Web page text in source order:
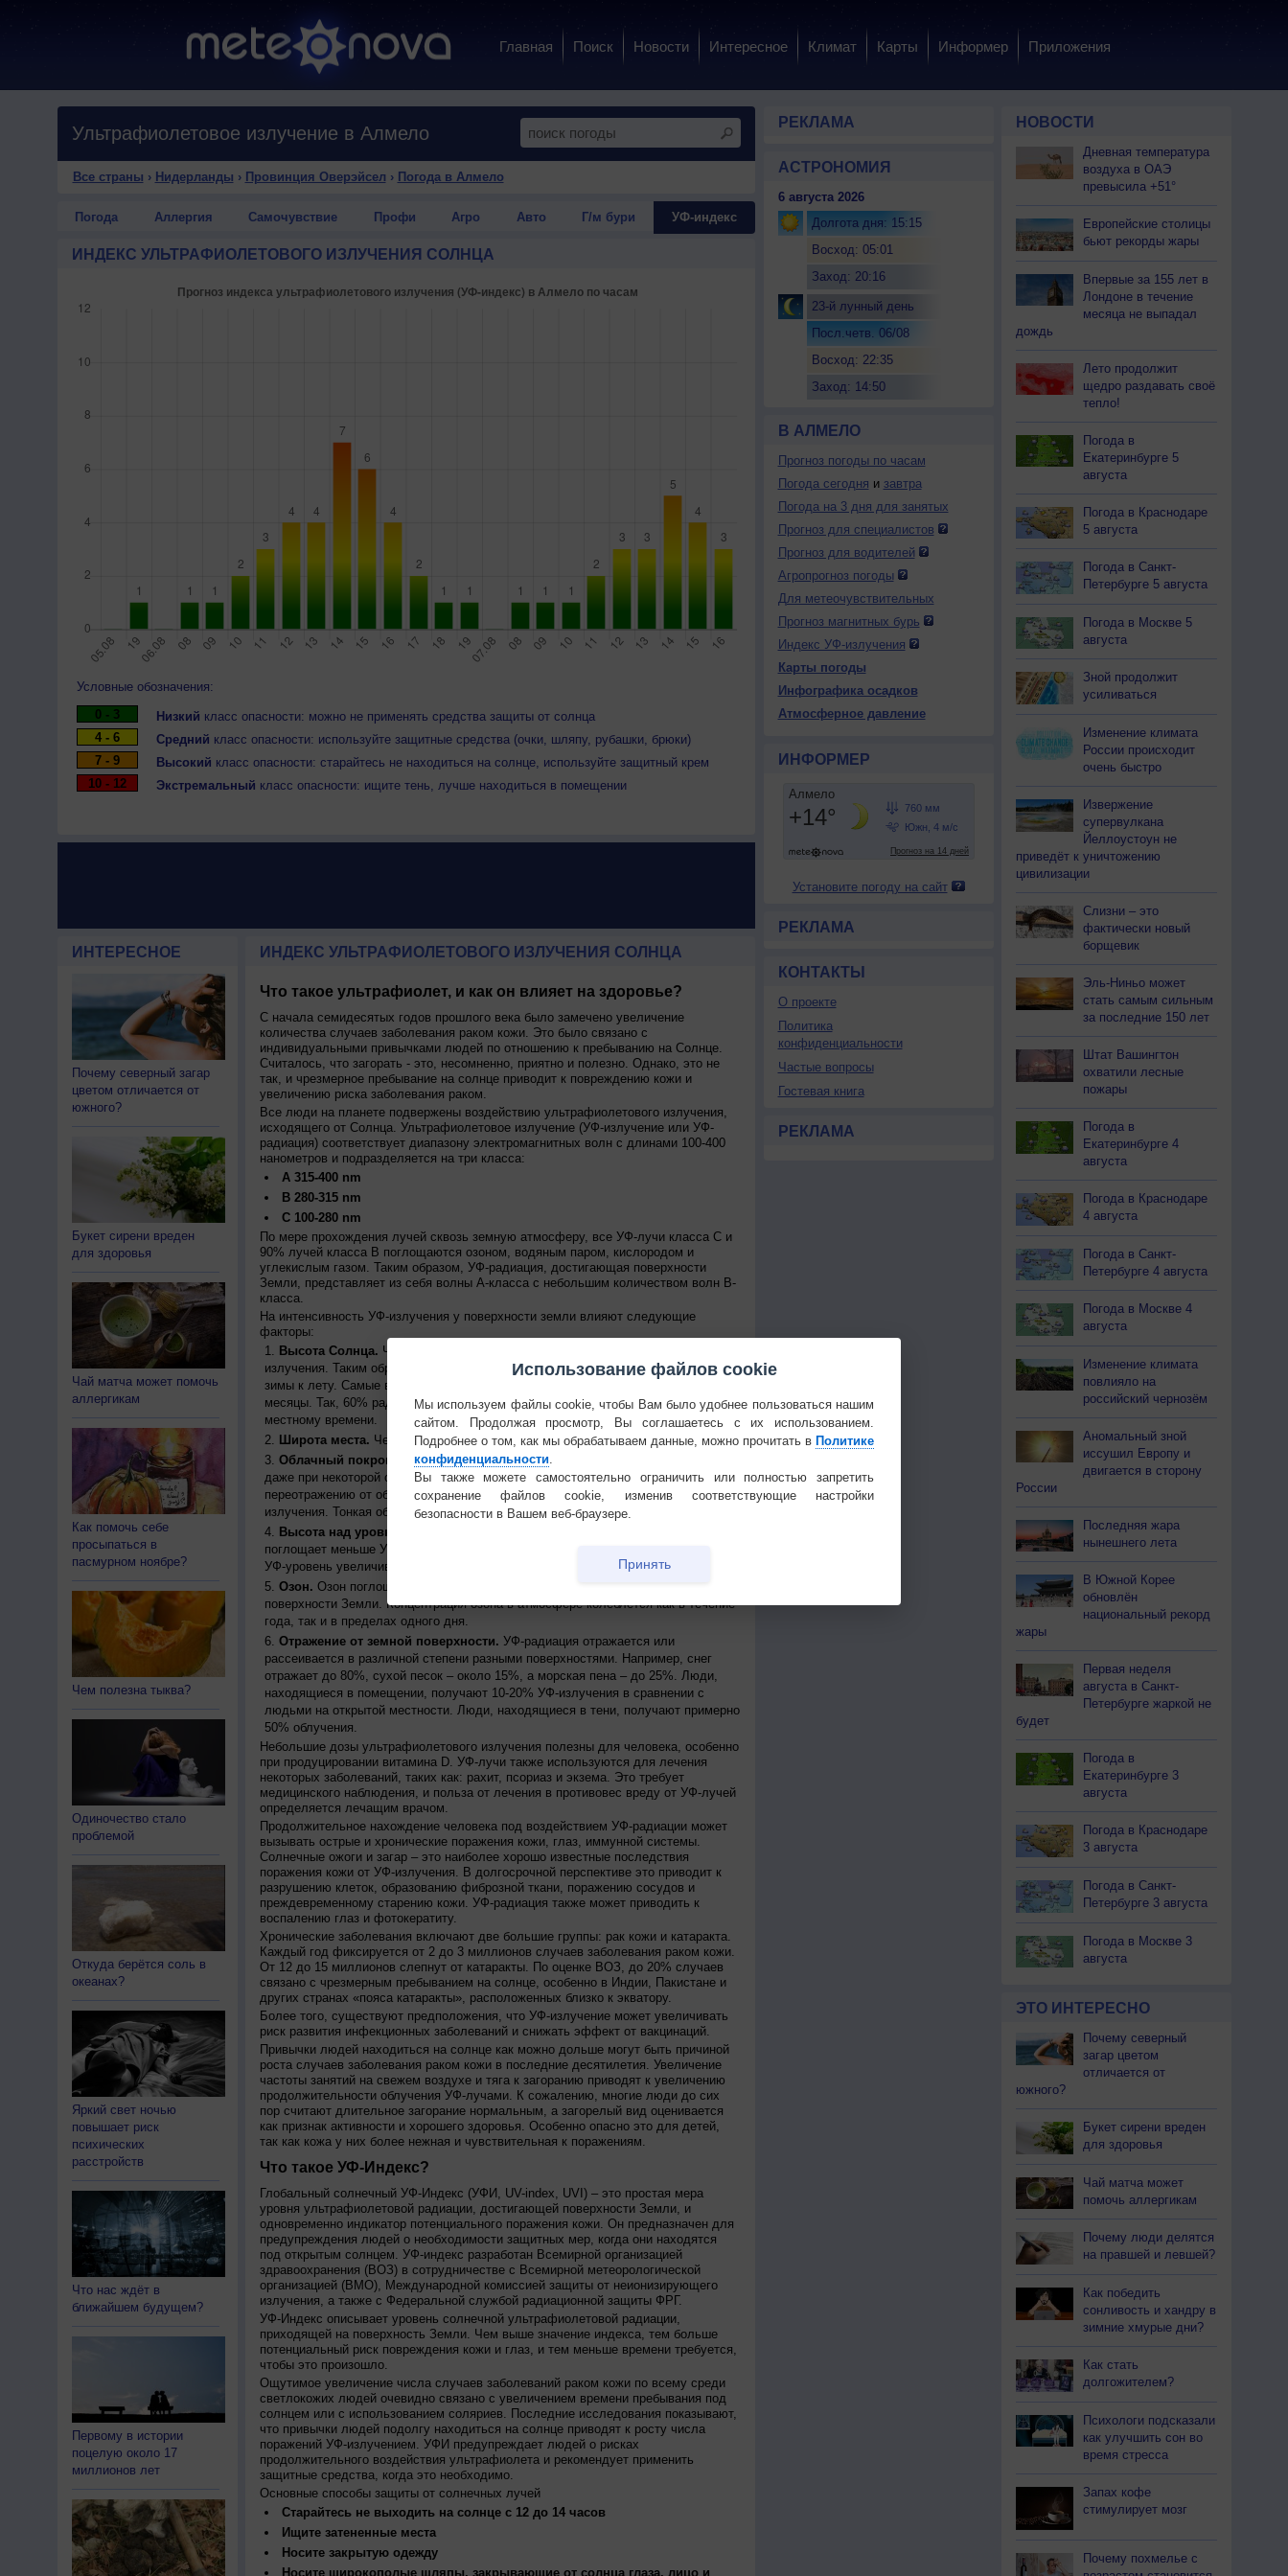
Главная Поиск Новости Интересное Климат Карты Информер Приложения
Ультрафиолетовое излучение в Алмело
Все страны › Нидерланды › Провинция Оверэйсел › Погода в Алмело
Погода Аллергия Самочувствие Профи Агро Авто Г/м бури УФ-индекс
ИНДЕКС УЛЬТРАФИОЛЕТОВОГО ИЗЛУЧЕНИЯ СОЛНЦА
Условные обозначения:
0 - 3
Низкий класс опасности: можно не применять средства защиты от солнца
4 - 6
Средний класс опасности: используйте защитные средства (очки, шляпу, рубашки, брюки)
7 - 9
Высокий класс опасности: старайтесь не находиться на солнце, используйте защитный крем
10 - 12
Экстремальный класс опасности: ищите тень, лучше находиться в помещении
ИНТЕРЕСНОЕ
Почему северный загар
цветом отличается от
южного?
Букет сирени вреден
для здоровья
Чай матча может помочь
аллергикам
Как помочь себе
просыпаться в
пасмурном ноябре?
Чем полезна тыква?
Одиночество стало
проблемой
Откуда берётся соль в
океанах?
Яркий свет ночью
повышает риск
психических
расстройств
Что нас ждёт в
ближайшем будущем?
Первому в истории
поцелую около 17
миллионов лет
ИНДЕКС УЛЬТРАФИОЛЕТОВОГО ИЗЛУЧЕНИЯ СОЛНЦА
Что такое ультрафиолет, и как он влияет на здоровье?
С начала семидесятых годов прошлого века было замечено увеличение
количества случаев заболевания раком кожи. Это было связано с
индивидуальными привычками людей по отношению к пребыванию на Солнце.
Считалось, что загорать - это, несомненно, приятно и полезно. Однако, это не
так, и чрезмерное пребывание на солнце приводит к повреждению кожи и
увеличению риска заболевания раком.
Все люди на планете подвержены воздействию ультрафиолетового излучения,
исходящего от Солнца. Ультрафиолетовое излучение (УФ-излучение или УФ-
радиация) соответствует диапазону электромагнитных волн с длинами 100-400
нанометров и подразделяется на три класса:
A 315-400 nm
B 280-315 nm
C 100-280 nm
По мере прохождения лучей сквозь земную атмосферу, все УФ-лучи класса C и
90% лучей класса B поглощаются озоном, водяным паром, кислородом и
углекислым газом. Таким образом, УФ-радиация, достигающая поверхности
Земли, представляет из себя волны А-класса с небольшим количеством волн В-
класса.
На интенсивность УФ-излучения у поверхности земли влияют следующие
факторы:
Высота Солнца. Чем выше Солнце над горизонтом, тем сильнее уровень УФ-
излучения. Таким образом, уровень излучения колеблется от дня к ночи и от
зимы к лету. Самые высокие уровни достигаются около полудня в летние
месяцы. Так, 60% радиации приходит примерно между 11 и 15 часами дня по
местному времени.
Широта места. Чем ближе к экватору, тем выше уровень УФ-радиации
Облачный покров.
Уровень УФ-радиации выше при безоблачном небе, но
даже при некоторой облачности, излучение может быть сильным, благодаря
переотражению от облаков, создавая, таким образом, рассеянные источники
излучения. Тонкая облачность может пропускать до 90% УФ-лучей.
Высота над уровнем моря.
поглощает меньше УФ-радиации, поступающей от Солнца. Каждые 1000 метров
УФ-уровень увеличивается примерно на 10%.
Озон. Озон поглощает часть УФ-радиации, которая иначе могла бы достичь
поверхности Земли. Концентрация озона в атмосфере колеблется как в течение
года, так и в пределах одного дня.
Отражение от земной поверхности. УФ-радиация отражается или
рассеивается в различной степени разными поверхностями. Например, снег
отражает до 80%, сухой песок – около 15%, а морская пена – до 25%. Люди,
находящиеся в помещении, получают 10-20% УФ-излучения в сравнении с
людьми на открытой местности. Люди, находящиеся в тени, получают примерно
50% облучения.
Небольшие дозы ультрафиолетового излучения полезны для человека, особенно
при продуцировании витамина D. УФ-лучи также используются для лечения
некоторых заболеваний, таких как: рахит, псориаз и экзема. Это требует
медицинского наблюдения, и польза от лечения в противовес вреду от УФ-лучей
определяется лечащим врачом.
Продолжительное нахождение человека под воздействием УФ-радиации может
вызывать острые и хронические поражения кожи, глаз, иммунной системы.
Солнечные ожоги и загар – это наиболее хорошо известные последствия
поражения кожи от УФ-излучения. В долгосрочной перспективе это приводит к
разрушению клеток, образованию фиброзной ткани, поражению сосудов и
преждевременному старению кожи. УФ-радиация также может приводить к
воспалению глаз и фотокератиту.
Хронические заболевания включают две большие группы: рак кожи и катаракта.
Каждый год фиксируется от 2 до 3 миллионов случаев заболевания раком кожи.
От 12 до 15 миллионов слепнут от катаракты. По оценке ВОЗ, до 20% случаев
связано с чрезмерным пребыванием на солнце, особенно в Индии, Пакистане и
других странах «пояса катаракты», расположенных близко к экватору.
Более того, существуют предположения, что УФ-излучение может увеличивать
риск развития инфекционных заболеваний и снижать эффект от вакцинаций.
Привычки людей находиться на солнце как можно дольше могут быть причиной
роста случаев заболевания раком кожи в последние десятилетия. Увеличение
частоты занятий на свежем воздухе и тяга к загоранию приводят к увеличению
продолжительности облучения УФ-лучами. К сожалению, многие люди до сих
пор считают длительное загорание нормальным, а загорелый вид оценивается
как признак активности и хорошего здоровья. Особенно опасно это для детей,
так как кожа у них более нежная и чувствительная к поражениям.
Что такое УФ-Индекс?
Глобальный солнечный УФ-Индекс (УФИ, UV-index, UVI) – это простая мера
уровня ультрафиолетовой радиации, достигающей поверхности Земли, и
одновременно индикатор потенциального поражения кожи. Он предназначен для
предупреждения людей о необходимости защитных мер, когда они находятся
под открытым солнцем. УФ-индекс разработан Всемирной организацией
здравоохранения (ВОЗ) в сотрудничестве с Всемирной метеорологической
организацией (ВМО), Международной комиссией защиты от неионизирующего
излучения, а также с Федеральной службой радиационной защиты ФРГ.
УФ-Индекс описывает уровень солнечной ультрафиолетовой радиации,
приходящей на поверхность Земли. Чем выше значение индекса, тем больше
потенциальный риск повреждения кожи и глаз, и тем меньше времени требуется,
чтобы это произошло.
Ощутимое увеличение числа случаев заболеваний раком кожи по всему среди
светлокожих людей очевидно связано с увеличением времени пребывания под
солнцем или с использованием соляриев. Последние исследования показывают,
что привычки людей подолгу находиться на солнце приводят к росту числа
поражений УФ-излучением. УФИ предупреждает людей о рисках
продолжительного воздействия ультрафиолета и рекомендует применить
защитные средства, когда это необходимо.
Основные способы защиты от солнечных лучей
Старайтесь не выходить на солнце с 12 до 14 часов
Ищите затененные места
Носите закрытую одежду
Носите широкополые шляпы, закрывающие от солнца глаза, лицо и
РЕКЛАМА
АСТРОНОМИЯ
6 августа 2026
Долгота дня: 15:15
Восход: 05:01
Заход: 20:16
23-й лунный день
Посл.четв. 06/08
Восход: 22:35
Заход: 14:50
В АЛМЕЛО
Прогноз погоды по часам
Погода сегодня и завтра
Погода на 3 дня для занятых
Прогноз для специалистов
Прогноз для водителей
Агропрогноз погоды
Для метеочувствительных
Прогноз магнитных бурь
Индекс УФ-излучения
Карты погоды
Инфографика осадков
Атмосферное давление
ИНФОРМЕР
Установите погоду на сайт
РЕКЛАМА
КОНТАКТЫ
О проекте
Политика
конфиденциальности
Частые вопросы
Гостевая книга
РЕКЛАМА
НОВОСТИ
Дневная температура
воздуха в ОАЭ
превысила +51°
Европейские столицы
бьют рекорды жары
Впервые за 155 лет в
Лондоне в течение
месяца не выпадал
дождь
Лето продолжит
щедро раздавать своё
тепло!
Погода в
Екатеринбурге 5
августа
Погода в Краснодаре
5 августа
Погода в Санкт-
Петербурге 5 августа
Погода в Москве 5
августа
Зной продолжит
усиливаться
Изменение климата
России происходит
очень быстро
Извержение
супервулкана
Йеллоустоун не
приведёт к уничтожению
цивилизации
Слизни – это
фактически новый
борщевик
Эль-Ниньо может
стать самым сильным
за последние 150 лет
Штат Вашингтон
охватили лесные
пожары
Погода в
Екатеринбурге 4
августа
Погода в Краснодаре
4 августа
Погода в Санкт-
Петербурге 4 августа
Погода в Москве 4
августа
Изменение климата
повлияло на
российский чернозём
Аномальный зной
иссушил Европу и
двигается в сторону
России
Последняя жара
нынешнего лета
В Южной Корее
обновлён
национальный рекорд
жары
Первая неделя
августа в Санкт-
Петербурге жаркой не
будет
Погода в
Екатеринбурге 3
августа
Погода в Краснодаре
3 августа
Погода в Санкт-
Петербурге 3 августа
Погода в Москве 3
августа
ЭТО ИНТЕРЕСНО
Почему северный
загар цветом
отличается от
южного?
Букет сирени вреден
для здоровья
Чай матча может
помочь аллергикам
Почему люди делятся
на правшей и левшей?
Как победить
сонливость и хандру в
зимние хмурые дни?
Как стать
долгожителем?
Психологи подсказали
как улучшить сон во
время стресса
Запах кофе
стимулирует мозг
Почему похмелье с
Использование файлов cookie
Мы используем файлы cookie, чтобы Вам было удобнее пользоваться нашим
сайтом. Продолжая просмотр, Вы соглашаетесь с их использованием.
Подробнее о том, как мы обрабатываем данные, можно прочитать в Политике
конфиденциальности.
Вы также можете самостоятельно ограничить или полностью запретить
сохранение файлов cookie, изменив соответствующие настройки
безопасности в Вашем веб-браузере.
Принять